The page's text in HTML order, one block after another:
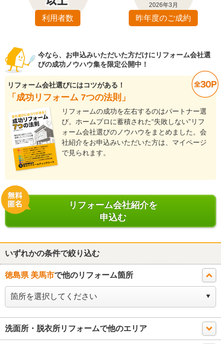
利用者数
2026年3月
昨年度のご成約
今なら、お申込みいただいた方だけにリフォーム会社選
びの成功ノウハウ集を限定公開中！
リフォーム会社選びにはコツがある！
「成功リフォーム 7つの法則」
リフォームの成功を左右するのはパートナー選
び。ホームプロに蓄積された“失敗しない”リフ
ォーム会社選びのノウハウをまとめました。会
社紹介をお申込みいただいた方は、マイページ
で見られます。
リフォーム会社紹介を
申込む
いずれかの条件で絞り込む
徳島県 美馬市で他のリフォーム箇所
洗面所・脱衣所リフォームで他のエリア